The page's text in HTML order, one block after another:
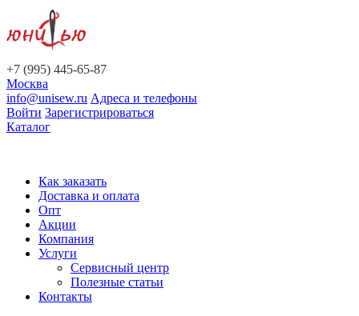
+7 (995) 445-65-87
Москва
info@unisew.ru Адреса и телефоны
Войти Зарегистрироваться
Каталог
Как заказать
Доставка и оплата
Опт
Акции
Компания
Услуги
Сервисный центр
Полезные статьи
Контакты